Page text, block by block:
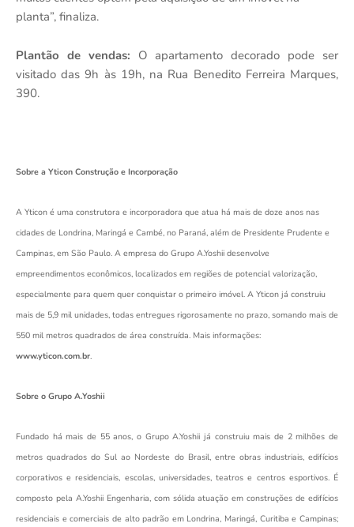
planta”, finaliza.
Plantão de vendas: O apartamento decorado pode ser
visitado das 9h às 19h, na Rua Benedito Ferreira Marques,
390.
Sobre a Yticon Construção e Incorporação
A Yticon é uma construtora e incorporadora que atua há mais de doze anos nas
cidades de Londrina, Maringá e Cambé, no Paraná, além de Presidente Prudente e
Campinas, em São Paulo. A empresa do Grupo A.Yoshii desenvolve
empreendimentos econômicos, localizados em regiões de potencial valorização,
especialmente para quem quer conquistar o primeiro imóvel. A Yticon já construiu
mais de 5,9 mil unidades, todas entregues rigorosamente no prazo, somando mais de
550 mil metros quadrados de área construída. Mais informações:
www.yticon.com.br.
Sobre o Grupo A.Yoshii
Fundado há mais de 55 anos, o Grupo A.Yoshii já construiu mais de 2 milhões de
metros quadrados do Sul ao Nordeste do Brasil, entre obras industriais, edifícios
corporativos e residenciais, escolas, universidades, teatros e centros esportivos. É
composto pela A.Yoshii Engenharia, com sólida atuação em construções de edifícios
residenciais e comerciais de alto padrão em Londrina, Maringá, Curitiba e Campinas;